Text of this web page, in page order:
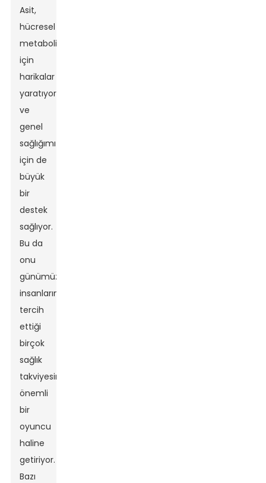
Asit,
hücresel
metabolizmamız
için
harikalar
yaratıyor
ve
genel
sağlığımız
için de
büyük
bir
destek
sağlıyor.
Bu da
onu
günümüzde
insanların
tercih
ettiği
birçok
sağlık
takviyesinde
önemli
bir
oyuncu
haline
getiriyor.
Bazı